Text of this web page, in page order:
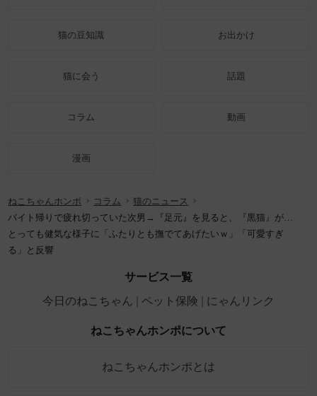
猫の豆知識 お出かけ
猫に会う 話題
コラム 動画
漫画
ねこちゃんホンポ コラム
猫のニュース
バイト帰りで疲れ切っていた次男→『足元』を見ると、『黒猫』が…
とっても健気な様子に「ふたりとも撫でてあげたいｗ」「可愛すぎ
る」と反響
サービス一覧
今日のねこちゃん
ペット保険 にゃんリンク
ねこちゃんホンポについて
ねこちゃんホンポとは